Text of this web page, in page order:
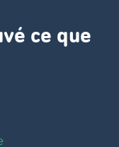
ce que